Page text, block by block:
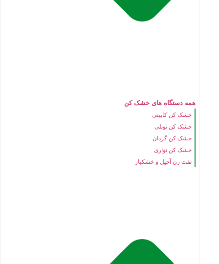
همه دستگاه های خشک کن
خشک کن کابینی
خشک کن تونلی
خشک کن گردان
خشک کن نواری
تفت زن آجیل و خشکبار